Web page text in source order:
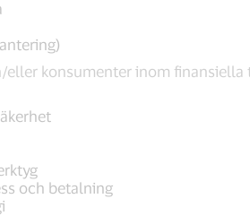
eller konsumenter inom finansiella
och betalning